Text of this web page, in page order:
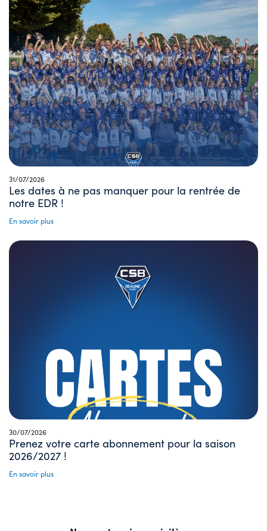
31/07/2026
Les dates à ne pas manquer pour la rentrée de
notre EDR !
En savoir plus
30/07/2026
Prenez votre carte abonnement pour la saison
2026/2027 !
En savoir plus